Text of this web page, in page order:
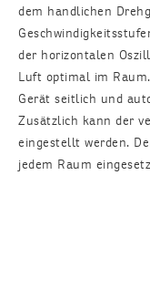
dem handlichen
der horizontalen
Luft optimal im
Gerät seitlich und
Zusätzlich kann der
eingestellt werden.
jedem Raum